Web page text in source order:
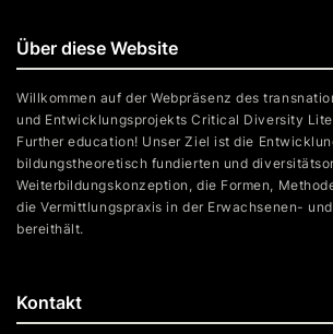
Kontakt
Über diese Website
Willkommen auf der Webpräsenz des
und Entwicklungsprojekts Critical Diversity
Further education! Unser Ziel ist die
bildungstheoretisch fundierten und
Weiterbildungskonzeption, die Formen,
die Vermittlungspraxis in der Erwachsenen-
bereithält.